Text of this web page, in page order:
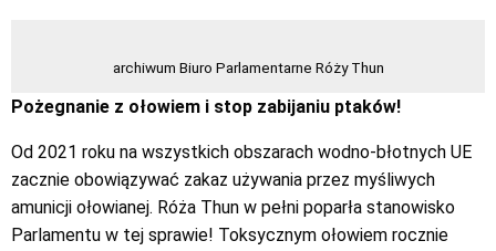
archiwum Biuro Parlamentarne Róży Thun
Pożegnanie z ołowiem i stop zabijaniu ptaków!
Od 2021 roku na wszystkich obszarach wodno-błotnych UE
zacznie obowiązywać zakaz używania przez myśliwych
amunicji ołowianej. Róża Thun w pełni poparła stanowisko
Parlamentu w tej sprawie! Toksycznym ołowiem rocznie